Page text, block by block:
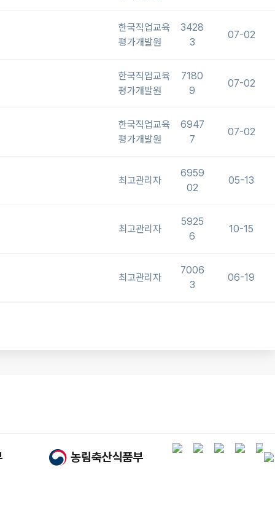
한국직업교육
평가개발원
3428
3
07-02
한국직업교육
평가개발원
7180
9
07-02
한국직업교육
평가개발원
6947
7
07-02
최고관리자
6959
02
05-13
최고관리자
5925
6
10-15
최고관리자
7006
3
06-19